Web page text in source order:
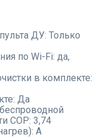
ДУ: Только
по Wi-Fi: да,
в комплекте:
Да
COP: 3,74
A